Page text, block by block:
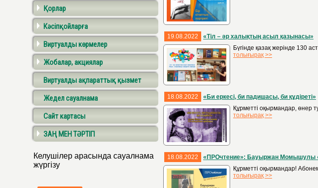
Қорлар
Кәсіпқойларға
Виртуалды көрмелер
Жобалар, акциялар
Виртуалды ақпараттық қызмет
Жедел сауалнама
Сайт картасы
ЗАҢ МЕН ТӘРТІП
Келушілер арасында сауалнама
жүргізу
19.08.2022
«Тіл – әр халықтың асыл қазынасы»
Бүгінде қазақ жерінде 130
толығырақ >>
18.08.2022
«Би еркесі, би падишасы, би құдіреті»
Құрметті оқырмандар, өнер
толығырақ >>
18.08.2022
«ПРОчтение»: Бауыржан Момышулы
Құрметті оқырмандар!
толығырақ >>